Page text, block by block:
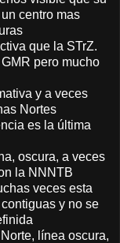
centro mas
que la STrZ.
pero mucho
y a veces
Nortes
es la última
oscura, a veces
la NNNTB
veces esta
y no se
línea oscura,